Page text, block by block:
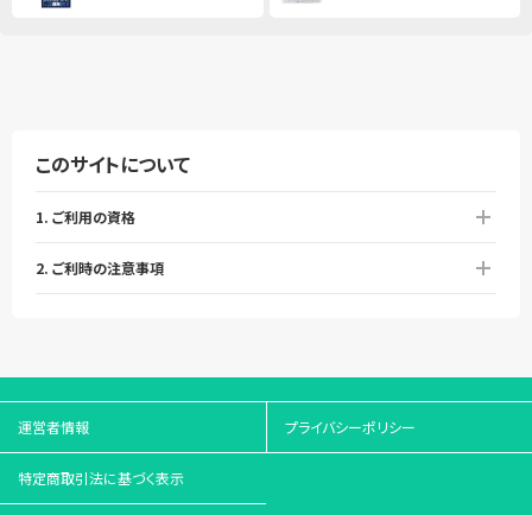
このサイトについて
1. ご利用の資格
2. ご利時の注意事項
運営者情報 プライバシーポリシー
特定商取引法に基づく表示